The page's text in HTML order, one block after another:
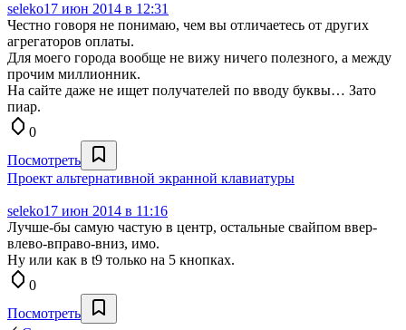
seleko17 июн 2014 в 12:31
Честно говоря не понимаю, чем вы отличаетесь от других
агрегаторов оплаты.
Для моего города вообще не вижу ничего полезного, а между
прочим миллионник.
На сайте даже не ищет получателей по вводу буквы… Зато
пиар.
0
Посмотреть
Проект альтернативной экранной клавиатуры
seleko17 июн 2014 в 11:16
Лучше-бы самую частую в центр, остальные свайпом ввер-
влево-вправо-вниз, имо.
Ну или как в t9 только на 5 кнопках.
0
Посмотреть